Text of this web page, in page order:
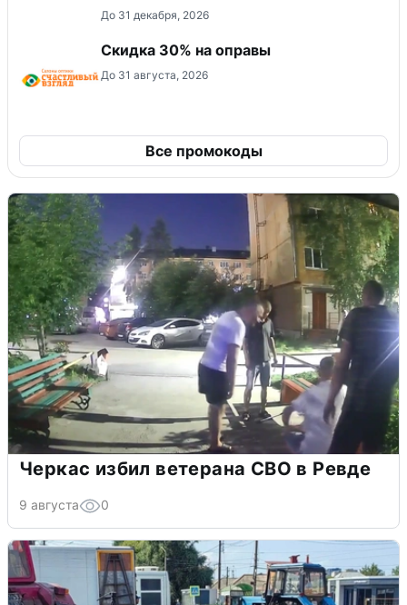
До 31 декабря, 2026
Скидка 30% на оправы
До 31 августа, 2026
Все промокоды
Черкас избил ветерана СВО в Ревде
9 августа 0